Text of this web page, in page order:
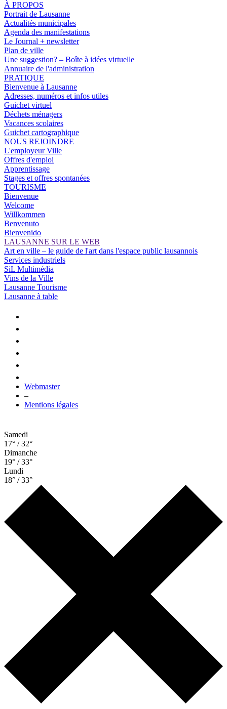
À PROPOS
Portrait de Lausanne
Actualités municipales
Agenda des manifestations
Le Journal + newsletter
Plan de ville
Une suggestion? – Boîte à idées virtuelle
Annuaire de l'administration
PRATIQUE
Bienvenue à Lausanne
Adresses, numéros et infos utiles
Guichet virtuel
Déchets ménagers
Vacances scolaires
Guichet cartographique
NOUS REJOINDRE
L'employeur Ville
Offres d'emploi
Apprentissage
Stages et offres spontanées
TOURISME
Bienvenue
Welcome
Willkommen
Benvenuto
Bienvenido
LAUSANNE SUR LE WEB
Art en ville – le guide de l'art dans l'espace public lausannois
Services industriels
SiL Multimédia
Vins de la Ville
Lausanne Tourisme
Lausanne à table
Webmaster
–
Mentions légales
Samedi
17° / 32°
Dimanche
19° / 33°
Lundi
18° / 33°